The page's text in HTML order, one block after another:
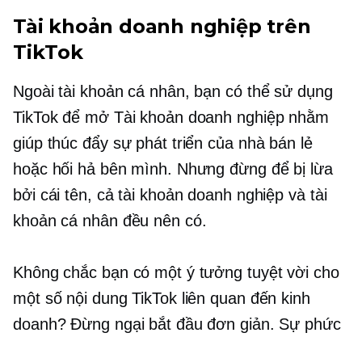
Tài khoản doanh nghiệp trên
TikTok
Ngoài tài khoản cá nhân, bạn có thể sử dụng
TikTok để mở Tài khoản doanh nghiệp nhằm
giúp thúc đẩy sự phát triển của nhà bán lẻ
hoặc hối hả bên mình. Nhưng đừng để bị lừa
bởi cái tên, cả tài khoản doanh nghiệp và tài
khoản cá nhân đều nên có.
Không chắc bạn có một ý tưởng tuyệt vời cho
một số nội dung TikTok liên quan đến kinh
doanh? Đừng ngại bắt đầu đơn giản. Sự phức